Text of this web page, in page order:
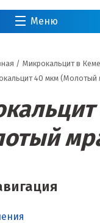
Меню
/ Микрокальцит в
40 мкм (Молотый